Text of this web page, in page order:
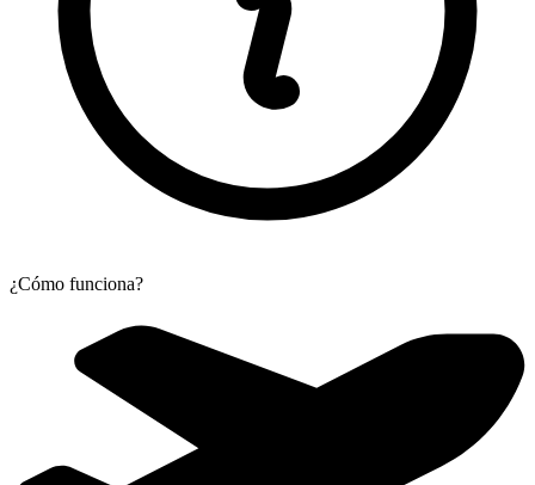
¿Cómo funciona?